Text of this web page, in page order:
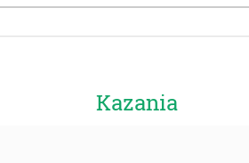
Kazania